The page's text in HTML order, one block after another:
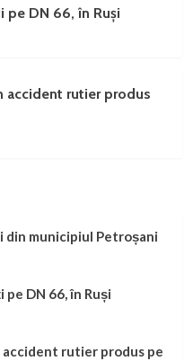
DN 66, în Ruși
accident rutier produs
municipiul Petroșani
DN 66, în Ruși
rutier produs pe